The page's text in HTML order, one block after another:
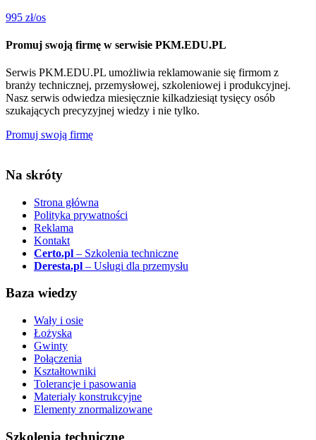
995 zł/os
Promuj swoją firmę w serwisie PKM.EDU.PL
Serwis PKM.EDU.PL umożliwia reklamowanie się firmom z
branży technicznej, przemysłowej, szkoleniowej i produkcyjnej.
Nasz serwis odwiedza miesięcznie kilkadziesiąt tysięcy osób
szukających precyzyjnej wiedzy i nie tylko.
Promuj swoją firmę
Na skróty
Strona główna
Polityka prywatności
Reklama
Kontakt
Certo.pl – Szkolenia techniczne
Deresta.pl – Usługi dla przemysłu
Baza wiedzy
Wały i osie
Łożyska
Gwinty
Połączenia
Kształtowniki
Tolerancje i pasowania
Materiały konstrukcyjne
Elementy znormalizowane
Szkolenia techniczne